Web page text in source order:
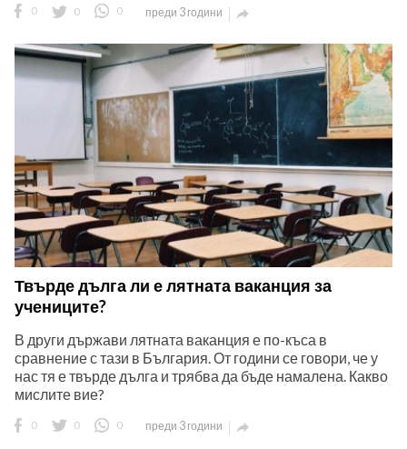
0 0 0 преди 3 години 
Твърде дълга ли е лятната ваканция за
учениците?
В други държави лятната ваканция е по-къса в
сравнение с тази в България. От години се говори, че у
нас тя е твърде дълга и трябва да бъде намалена. Какво
мислите вие?
0 0 0 преди 3 години 